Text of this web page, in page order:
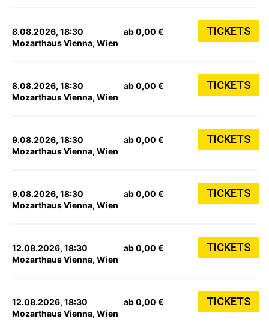
8.08.2026, 18:30
Mozarthaus Vienna, Wien
ab 0,00 € TICKETS
8.08.2026, 18:30
Mozarthaus Vienna, Wien
ab 0,00 € TICKETS
9.08.2026, 18:30
Mozarthaus Vienna, Wien
ab 0,00 € TICKETS
9.08.2026, 18:30
Mozarthaus Vienna, Wien
ab 0,00 € TICKETS
12.08.2026, 18:30
Mozarthaus Vienna, Wien
ab 0,00 € TICKETS
12.08.2026, 18:30
Mozarthaus Vienna, Wien
ab 0,00 € TICKETS